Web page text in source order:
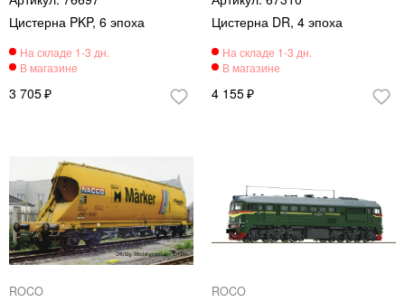
Цистерна PKP, 6 эпоха
3 705
Цистерна DR, 4 эпоха
4 155
ROCO ROCO